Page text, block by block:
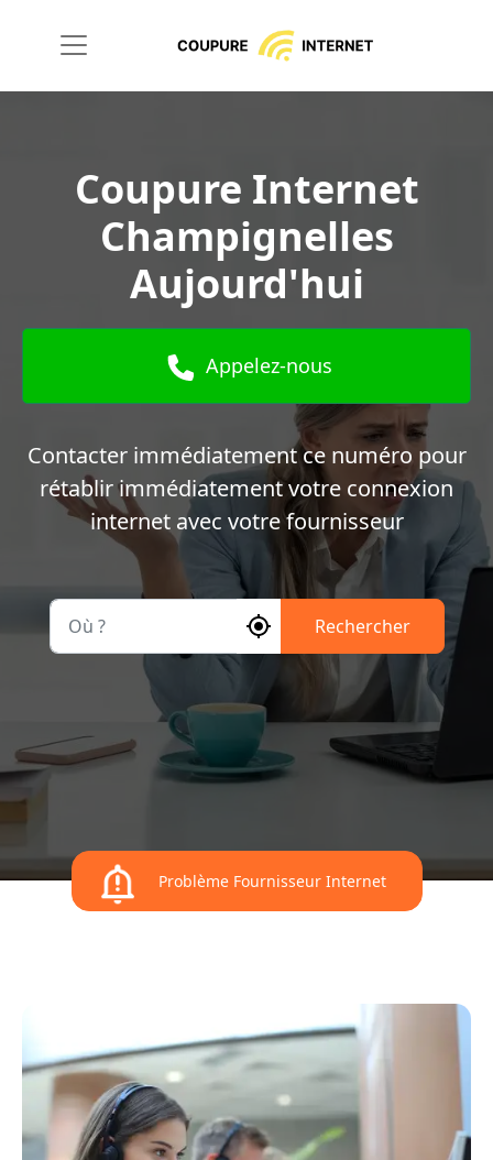
Coupure Internet
Champignelles
Aujourd'hui
Appelez-nous
Contacter immédiatement ce numéro pour
rétablir immédiatement votre connexion
internet avec votre fournisseur
Rechercher
Problème Fournisseur Internet